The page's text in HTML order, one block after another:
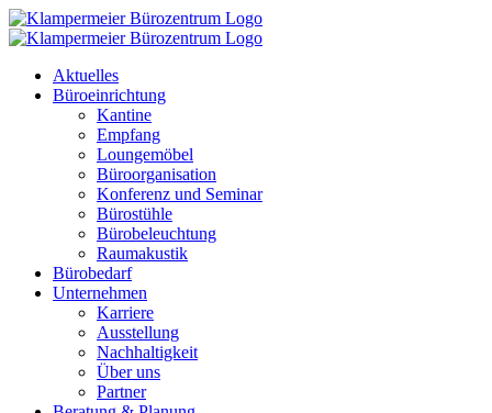
Zum
Inhalt
Aktuelles
Büroeinrichtung
Kantine
Empfang
Loungemöbel
Büroorganisation
Konferenz und Seminar
Bürostühle
Bürobeleuchtung
Raumakustik
Bürobedarf
Unternehmen
Karriere
Ausstellung
Nachhaltigkeit
Über uns
Partner